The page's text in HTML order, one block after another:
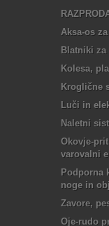
Aksa-os
Blatniki
Kolesa,
Kroglične
Luči in
Naletni
Okovje-
varovalni
Podporna
noge in
Zavore,
Oje-rudo